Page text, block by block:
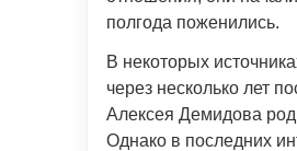
полгода поженились.
В некоторых
через несколько лет
Алексея Демидова
Однако в последних